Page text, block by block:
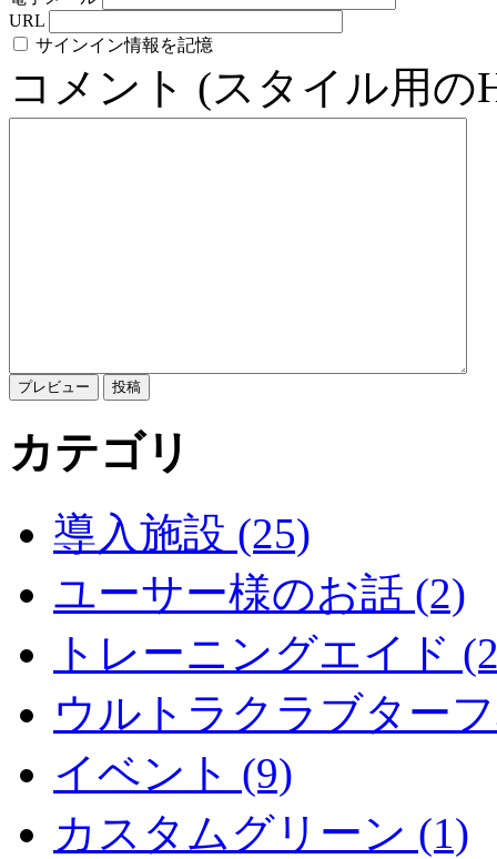
URL
サインイン情報を記憶
コメント (スタイル用
カテゴリ
導入施設 (25)
ユーサー様のお話 (2)
トレーニングエイド
ウルトラクラブター
イベント (9)
カスタムグリーン (1)